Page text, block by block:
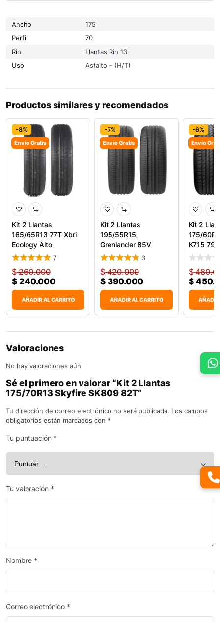
Ancho
175
Perfil
70
Rin
Llantas Rin 13
Uso
Asfalto – (H/T)
Productos similares y recomendados
-8%
Envío Gratis
Kit 2 Llantas
165/65R13 77T Xbri
Ecology Alto
Rendimiento
7
$260.000
$ 240.000
AÑADIR AL CARRITO
-7%
Envío Gratis
Kit 2 Llantas
195/55R15
Grenlander 85V
KingPro One
3
$420.000
$ 390.000
AÑADIR AL CARRITO
-6%
Envío
Kit 2
175/
K715 79T
$
$
AÑADIR
Valoraciones
No hay valoraciones aún.
Sé el primero en valorar “Kit 2 Llantas
175/70R13 Skyfire SK809 82T”
Tu dirección de correo electrónico no será publicada. Los campos
obligatorios están marcados con *
Tu puntuación *
Tu valoración *
Nombre *
Correo electrónico *